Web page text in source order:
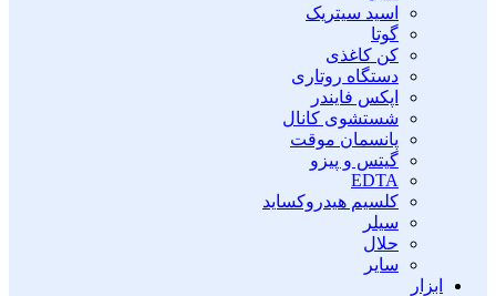
اسید سیتریک
گوتا
کن کاغذی
دستگاه روتاری
اپکس فایندر
شستشوی کانال
پانسمان موقت
گیتس و پیزو
EDTA
کلسیم هیدروکساید
سیلر
حلال
سایر
ابزار